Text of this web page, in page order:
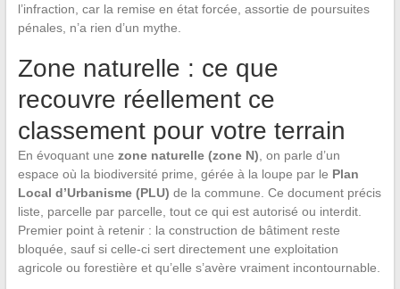
l’infraction, car la remise en état forcée, assortie de poursuites
pénales, n’a rien d’un mythe.
Zone naturelle : ce que
recouvre réellement ce
classement pour votre terrain
En évoquant une zone naturelle (zone N) , on parle d’un
espace où la biodiversité prime, gérée à la loupe par le Plan
Local d’Urbanisme (PLU) de la commune. Ce document précis
liste, parcelle par parcelle, tout ce qui est autorisé ou interdit.
Premier point à retenir : la construction de bâtiment reste
bloquée, sauf si celle-ci sert directement une exploitation
agricole ou forestière et qu’elle s’avère vraiment incontournable.